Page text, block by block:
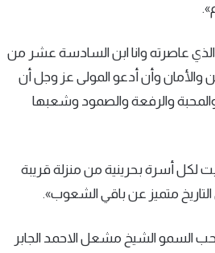
»
.
الذي عاصرته وانا ابن السادسة عشر من
والأمن والأمان وأن أدعو المولى عز وجل أن
والرفعة والصمود وشعبها
لكل أسرة بحرينية من منزلة قريبة
متميز عن باقي الشعوب»
.
السمو الشيخ مشعل الاحمد الجابر